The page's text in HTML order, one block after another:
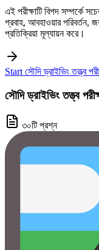
এই পরীক্ষাটি বিপদ সম্পর্কে
প্রবাহ, আবহাওয়ার পরিবর্তন,
প্রতিক্রিয়া মূল্যায়ন করে।
Start সৌদি ড্রাইভিং তত্ত্ব
সৌদি ড্রাইভিং তত্ত্ব
৩০টি প্রশ্ন